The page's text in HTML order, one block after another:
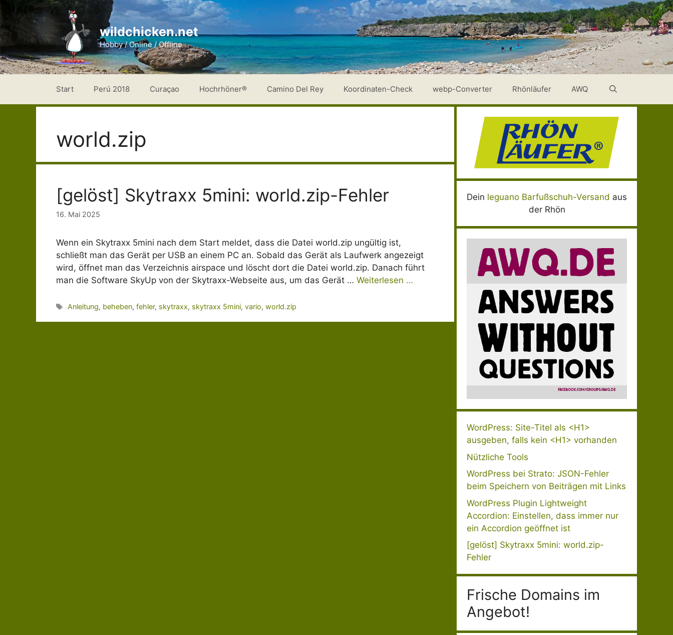
Zum
Inhalt
springen
wildchicken.net
Hobby / Online / Offline
Start Perú 2018 Curaçao Hochrhöner® Camino Del Rey Koordinaten-Check webp-Converter Rhönläufer AWQ
world.zip
[gelöst] Skytraxx 5mini: world.zip-Fehler
16. Mai 2025
Wenn ein Skytraxx 5mini nach dem Start meldet, dass die Datei world.zip ungültig ist,
schließt man das Gerät per USB an einem PC an. Sobald das Gerät als Laufwerk angezeigt
wird, öffnet man das Verzeichnis airspace und löscht dort die Datei world.zip. Danach führt
man die Software SkyUp von der Skytraxx-Webseite aus, um das Gerät … Weiterlesen …
Schlagwörter
Anleitung, beheben,fehler, skytraxx, skytraxx 5mini,vario,world.zip
Dein leguano Barfußschuh-Versand aus
der Rhön
WordPress: Site-Titel als <H1>
ausgeben, falls kein <H1> vorhanden
Nützliche Tools
WordPress bei Strato: JSON-Fehler
beim Speichern von Beiträgen mit Links
WordPress Plugin Lightweight
Accordion: Einstellen, dass immer nur
ein Accordion geöffnet ist
[gelöst] Skytraxx 5mini: world.zip-
Fehler
Frische Domains im
Angebot!